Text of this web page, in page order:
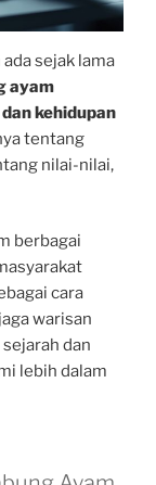
sejak lama
ayam
kehidupan
tentang
nilai-nilai,
berbagai
cara
warisan
dan
lebih dalam